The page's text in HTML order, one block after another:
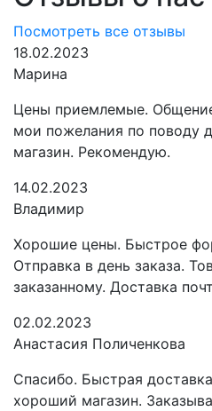
Посмотреть все отзывы
18.02.2023
Марина
Цены приемлемые.
мои пожелания по поводу
магазин. Рекомендую.
14.02.2023
Владимир
Хорошие цены. Быстрое
Отправка в день заказа.
заказанному. Доставка
02.02.2023
Анастасия Поличенкова
Спасибо. Быстрая
хороший магазин.